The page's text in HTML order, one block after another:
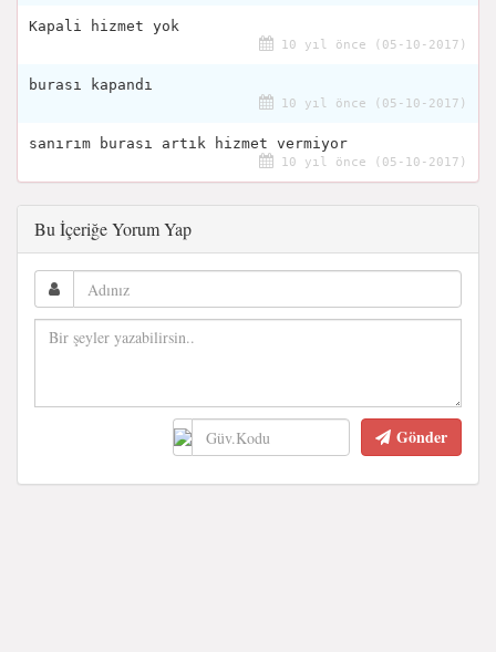
Kapali hizmet yok
10 yıl önce (05-10-2017)
burası kapandı
10 yıl önce (05-10-2017)
sanırım burası artık hizmet vermiyor
10 yıl önce (05-10-2017)
Bu İçeriğe Yorum Yap
Gönder